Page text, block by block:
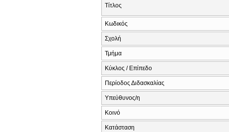
Τίτλος
Κωδικός
Σχολή
Τμήμα
Κύκλος / Επίπεδο
Περίοδος Διδασκαλίας
Υπεύθυνος/η
Κοινό
Κατάσταση